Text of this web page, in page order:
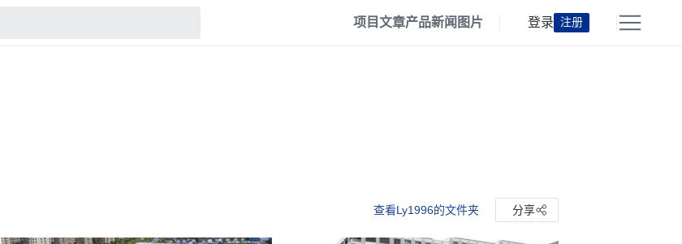
项目文章产品新闻 图片 登录 注册
查看Ly1996的文件夹 分享